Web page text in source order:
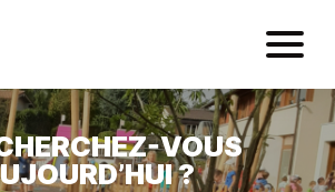
Mairie de
VOUS
?